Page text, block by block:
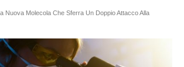
Nuova Molecola Che Sferra Un Doppio Attacco Alla